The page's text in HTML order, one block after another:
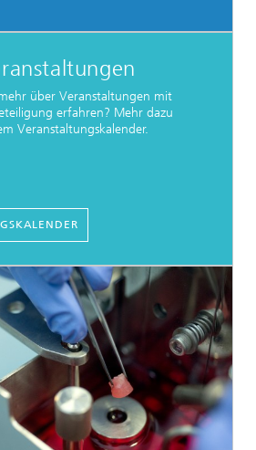
über Veranstaltungen mit
erfahren? Mehr dazu
Veranstaltungskalender.